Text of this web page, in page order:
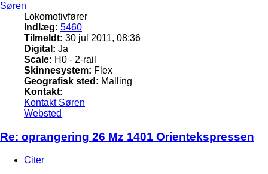
Søren
Lokomotivfører
Indlæg: 5460
Tilmeldt: 30 jul 2011, 08:36
Digital: Ja
Scale: H0 - 2-rail
Skinnesystem: Flex
Geografisk sted: Malling
Kontakt:
Kontakt Søren
Websted
Re: oprangering 26 Mz 1401 Orientekspressen
Citer